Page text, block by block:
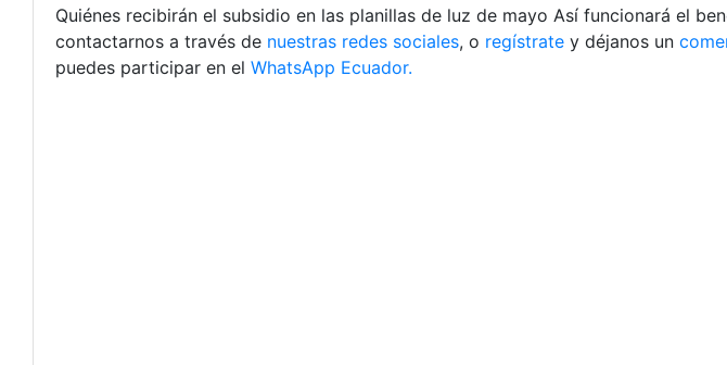
Quiénes recibirán el subsidio en las planillas de luz de mayo Así funcionará el
contactarnos a través de nuestras redes sociales, o regístrate y déjanos un
puedes participar en el WhatsApp Ecuador.